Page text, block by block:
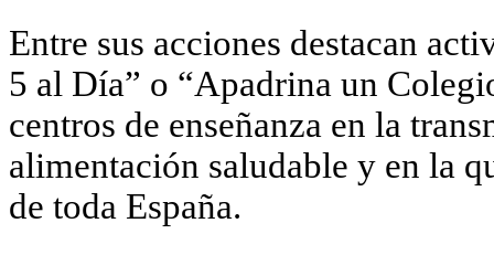
Entre sus acciones destacan
5 al Día” o “Apadrina un
centros de enseñanza en la
alimentación saludable y en la
de toda España.